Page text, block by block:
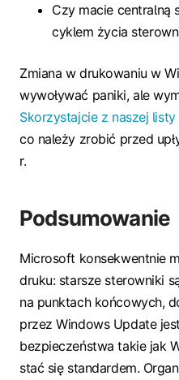
Czy macie centralną
cyklem życia
Zmiana w drukowaniu w
wywoływać paniki, ale
Skorzystajcie z naszej
co należy zrobić przed
r.
Podsumowanie
Microsoft konsekwentnie
druku: starsze sterowniki
na punktach końcowych,
przez Windows Update
bezpieczeństwa takie jak
stać się standardem.